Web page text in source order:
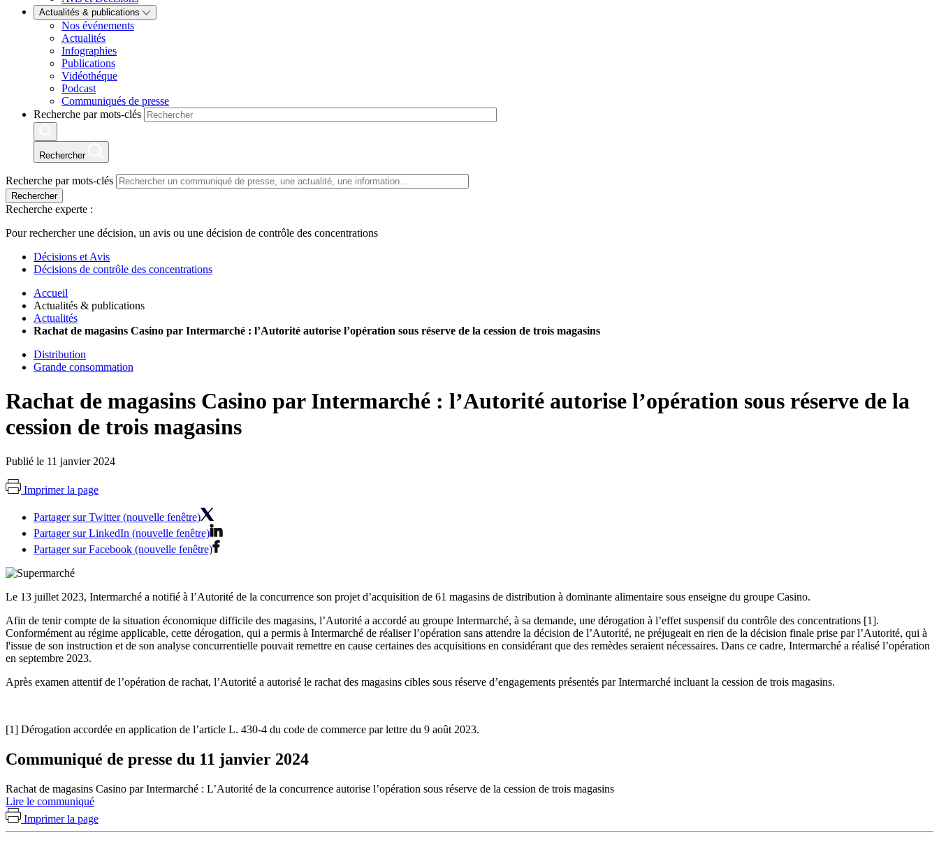
Actualités & publications
Nos événements
Actualités
Infographies
Publications
Vidéothéque
Podcast
Communiqués de presse
Recherche par mots-clés
Rechercher
Recherche par mots-clés
Rechercher
Recherche experte :
Pour rechercher une décision, un avis ou une décision de contrôle des concentrations
Décisions et Avis
Décisions de contrôle des concentrations
Accueil
Actualités & publications
Actualités
Rachat de magasins Casino par Intermarché : l’Autorité autorise l’opération sous réserve de la cession de trois magasins
Distribution
Grande consommation
Rachat de magasins Casino par Intermarché : l’Autorité autorise l’opération sous réserve de la
cession de trois magasins
Publié le 11 janvier 2024
Imprimer la page
Partager sur Twitter (nouvelle fenêtre)
Partager sur LinkedIn (nouvelle fenêtre)
Partager sur Facebook (nouvelle fenêtre)
Le 13 juillet 2023, Intermarché a notifié à l’Autorité de la concurrence son projet d’acquisition de 61 magasins de distribution à dominante alimentaire sous enseigne du groupe Casino.
Afin de tenir compte de la situation économique difficile des magasins, l’Autorité a accordé au groupe Intermarché, à sa demande, une dérogation à l’effet suspensif du contrôle des concentrations [1].
Conformément au régime applicable, cette dérogation, qui a permis à Intermarché de réaliser l’opération sans attendre la décision de l’Autorité, ne préjugeait en rien de la décision finale prise par l’Autorité, qui à
l'issue de son instruction et de son analyse concurrentielle pouvait remettre en cause certaines des acquisitions en considérant que des remèdes seraient nécessaires. Dans ce cadre, Intermarché a réalisé l’opération
en septembre 2023.
Après examen attentif de l’opération de rachat, l’Autorité a autorisé le rachat des magasins cibles sous réserve d’engagements présentés par Intermarché incluant la cession de trois magasins.
[1] Dérogation accordée en application de l’article L. 430-4 du code de commerce par lettre du 9 août 2023.
Communiqué de presse du 11 janvier 2024
Rachat de magasins Casino par Intermarché : L’Autorité de la concurrence autorise l’opération sous réserve de la cession de trois magasins
Lire le communiqué
Imprimer la page